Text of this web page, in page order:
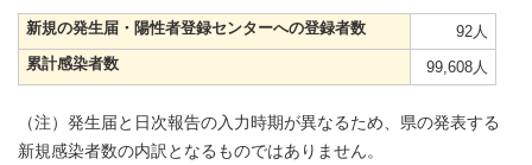
新規の発生届・陽性者登録センターへの登録者数
92人
累計感染者数
99,608人
（注）発生届と日次報告の入力時期が異なるため、県の発表する
新規感染者数の内訳となるものではありません。